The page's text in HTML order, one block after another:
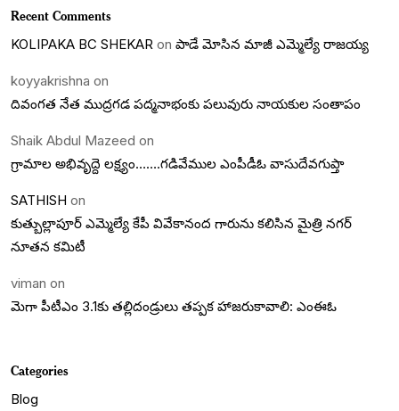
Recent Comments
KOLIPAKA BC SHEKAR on పాడే మోసిన మాజీ ఎమ్మెల్యే రాజయ్య
koyyakrishna on
దివంగత నేత ముద్రగడ పద్మనాభంకు పలువురు నాయకుల సంతాపం
Shaik Abdul Mazeed on
గ్రామాల అభివృద్దె లక్ష్యం…….గడివేముల ఎంపీడీఓ వాసుదేవగుప్తా
SATHISH on
కుత్బుల్లాపూర్ ఎమ్మెల్యే కేపీ వివేకానంద గారును కలిసిన మైత్రి నగర్
నూతన కమిటీ
viman on
మెగా పీటీఎం 3.1కు తల్లిదండ్రులు తప్పక హాజరుకావాలి: ఎంఈఓ
Categories
Blog